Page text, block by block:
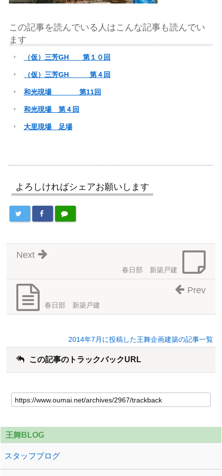
この記事を読んでいる人はこんな記事も読んでい
ます
（仮）三芳GH 第１０回
（仮）三芳GH 第４回
和光現場 第11回
和光現場 第４回
大里現場 足場
よろしければシェアお願いします
春日部 新築戸建
Next
春日部 新築戸建
Prev
2014年7月に投稿した王舞企画建築の記事一覧
この記事のトラックバックURL
王舞BLOG
スタッフブログ